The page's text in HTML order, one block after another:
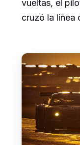
vueltas, el
cruzó la línea